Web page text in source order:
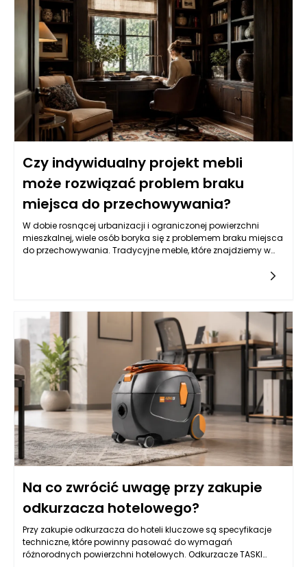
Czy indywidualny projekt mebli
może rozwiązać problem braku
miejsca do przechowywania?
W dobie rosnącej urbanizacji i ograniczonej powierzchni
mieszkalnej, wiele osób boryka się z problemem braku miejsca
do przechowywania. Tradycyjne meble, które znajdziemy w
funkcjonalne. Meble na wymiar mogą być stworzone z myślą
o konkretnej przestrzeni, co sprawia, że możemy maksymalnie
wykorzystać każdy centymetr. Co więcej, dzięki elastyczności
w wyborze materiałów i wzorów, stworzone meble mogą
odzwierciedlać osobowość ich właściciela oraz
harmonizować z resztą wnętrza.
Na co zwrócić uwagę przy zakupie
odkurzacza hotelowego?
Przy zakupie odkurzacza do hoteli kluczowe są specyfikacje
techniczne, które powinny pasować do wymagań
różnorodnych powierzchni hotelowych. Odkurzacze TASKI